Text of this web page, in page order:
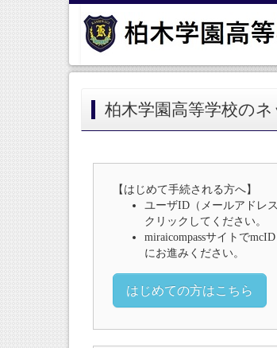
柏木学園高等学校の
【はじめて手続される方へ】
ユーザID（メールアドレ
クリックしてください。
miraicompassサイトで
にお進みください。
はじめての方はこちら